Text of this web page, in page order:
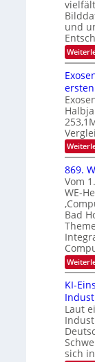
und
869.
Vom
WE-
Bad
KI-
Laut
sich